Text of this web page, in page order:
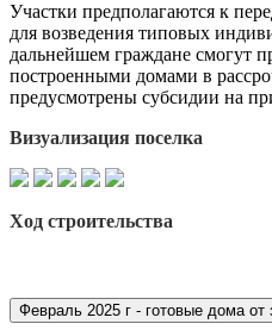
Участки предполагаются к
для возведения типовых
дальнейшем граждане смогут
построенными домами в
предусмотрены субсидии на
Визуализация поселка
Ход строительства
Февраль 2025 г - готовые дома